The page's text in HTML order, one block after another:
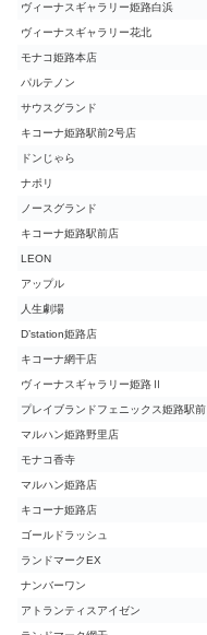
ヴィーナスギャラリー姫路白浜
ヴィーナスギャラリー花北
モナコ姫路本店
パルテノン
サウスグランド
キコーナ姫路駅前2号店
ドンじゃら
ナポリ
ノースグランド
キコーナ姫路駅前店
LEON
アップル
人生劇場
D’station姫路店
キコーナ網干店
ヴィーナスギャラリー姫路Ⅱ
プレイブランドフェニックス姫路駅前
マルハン姫路野里店
モナコ香寺
マルハン姫路店
キコーナ姫路店
ゴールドラッシュ
ランドマークEX
ナンバーワン
アトランティスアイゼン